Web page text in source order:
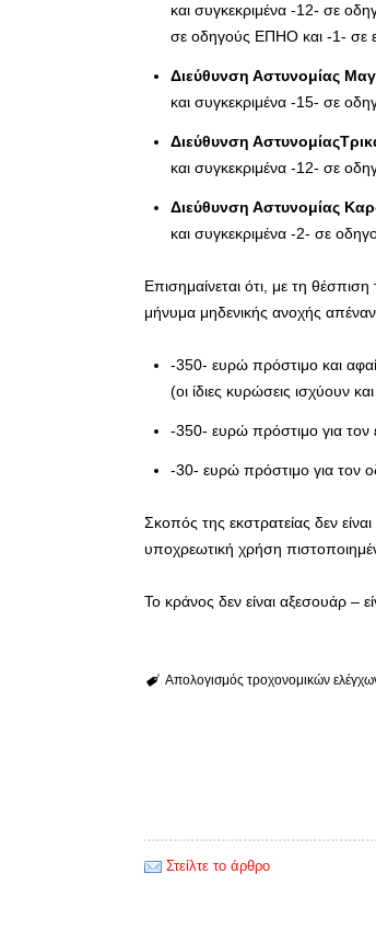
και συγκεκριμένα -12- σε
σε οδηγούς ΕΠΗΟ και -1- σε
Διεύθυνση Αστυνομίας
και συγκεκριμένα -15- σε
Διεύθυνση
και συγκεκριμένα -12- σε
Διεύθυνση Αστυνομίας
και συγκεκριμένα -2- σε
Επισημαίνεται ότι, με τη
μήνυμα μηδενικής ανοχής
-350- ευρώ πρόστιμο και
(οι ίδιες κυρώσεις ισχύουν
-350- ευρώ πρόστιμο για τον
-30- ευρώ πρόστιμο για τον
Σκοπός της εκστρατείας δεν
υποχρεωτική χρήση
Το κράνος δεν είναι αξεσουάρ –
Απολογισμός τροχονομικών
Στείλτε το άρθρο